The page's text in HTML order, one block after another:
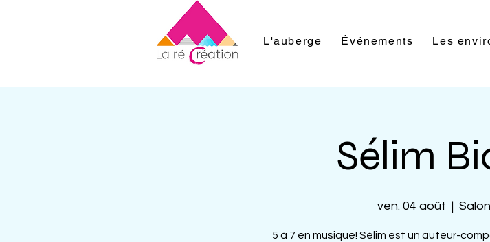
L'auberge Événements Les
Sélim
ven. 04 août
  |
5 à 7 en musique! Sélim est un auteur-